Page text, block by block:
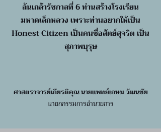
ล้นเกล้ารัชกาลที่ 6 ท่านสร้างโรงเรียน
มหาดเล็กหลวง เพราะท่านอยากให้เป็น
Honest Citizen เป็นคนซื่อสัตย์สุจริต เป็น
สุภาพบุรุษ
ศาสตราจารย์เกียรติคุณ นายแพทย์เกษม วัฒนชัย
นายกกรรมการอำนวยการ